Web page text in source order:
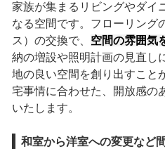
家族が集まるリビングやダイ
なる空間です。フローリング
ス）の交換で、 空間の雰囲気
納の増設や照明計画の見直し
地の良い空間を創り出すこと
宅事情に合わせた、開放感の
いたします。
和室から洋室への変更など